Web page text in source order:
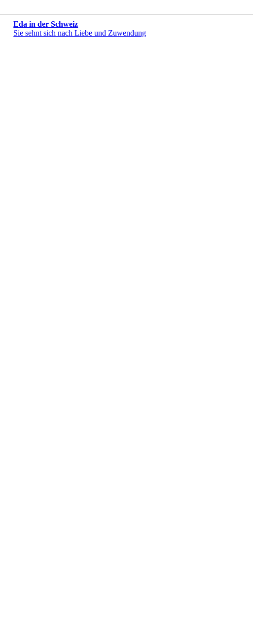
Eda in der Schweiz
Sie sehnt sich nach Liebe und Zuwendung